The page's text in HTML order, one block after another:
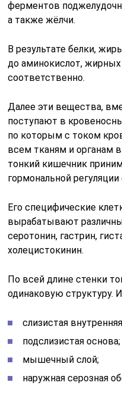
ферментов
а также жёлчи.
В результате белки,
до аминокислот,
соответственно.
Далее эти вещества,
поступают в
по которым с током
всем тканям и органам
тонкий кишечник
гормональной регуляции
Его специфические
вырабатывают
серотонин, гастрин,
холецистокинин.
По всей длине стенки
одинаковую структуру.
слизистая
подслизистая основа;
мышечный слой;
наружная серозная